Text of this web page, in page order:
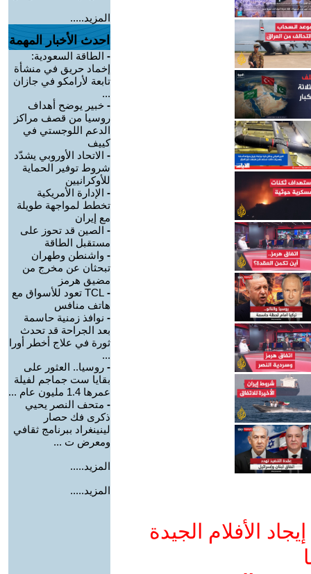
الأفلام الجيدة
المزيد.....
احدث الأخبار المهمة
- الطاقة السعودية:
إخماد حريق في منشأة
تابعة لأرامكو في جازان
...
- خبير يوضح أهداف
روسيا من قصف مراكز
الدعم اللوجستي في
كييف
- الاتحاد الأوروبي يشدّد
شروط توفير الحماية
للأوكرانيين
- الإدارة الأمريكية
تخطط لمواجهة طويلة
مع إيران
- الصين قد تحوز على
مستقبل الطاقة
- واشنطن وطهران
تبحثان عن مخرج من
مضيق هرمز
-
TCL تعود للأسواق مع
هاتف منافس
- نوافذ زمنية حاسمة
بعد الجراحة قد تحدث
ثورة في علاج أخطر أورا
...
- روسيا.. العثور على
بقايا ست جماجم لفيلة
عمرها 1.4 مليون عام ...
- متحف النصر يحيي
ذكرى فك حصار
لينينغراد ببرنامج ثقافي
ومعرض ت ...
المزيد.....
المزيد.....